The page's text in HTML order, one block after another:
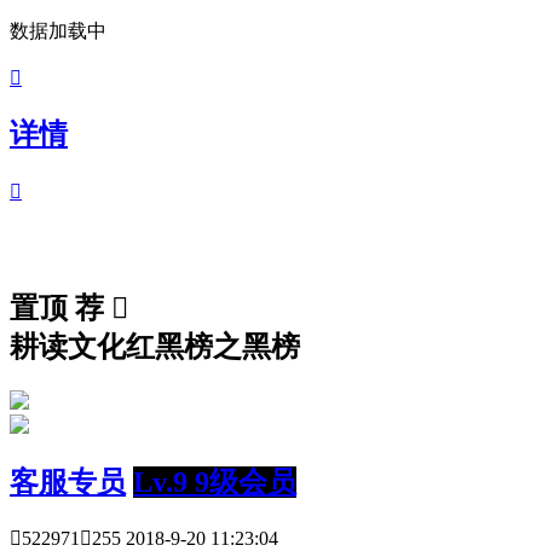
数据加载中

详情

置顶 荐 
耕读文化红黑榜之黑榜
客服专员 Lv.9 9级会员
522971255 2018-9-20 11:23:04